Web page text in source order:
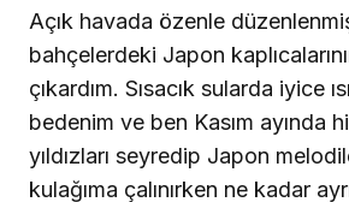
Açık havada özenle
bahçelerdeki Japon
çıkardım. Sısacık sularda iyice
bedenim ve ben Kasım ayında
yıldızları seyredip Japon
kulağıma çalınırken ne kadar